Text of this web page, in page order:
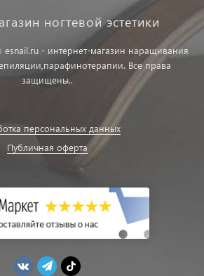
ногтевой эстетики
- интернет-магазин наращивания
Все права
защищены..
персональных данных
Публичная оферта